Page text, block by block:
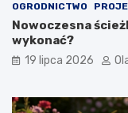
OGRODNICTWO
Nowoczesna
wykonać?
19 lipca 2026